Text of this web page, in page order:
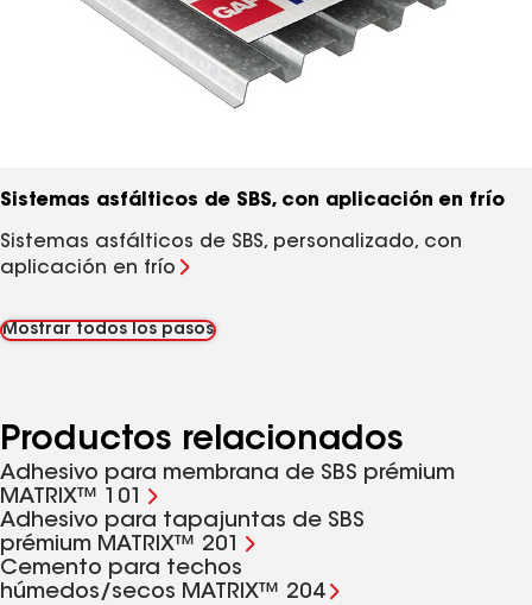
Sistemas asfálticos de SBS, con aplicación en frío
Sistemas asfálticos de SBS, personalizado, con
aplicación en frío
Mostrar todos los pasos
Productos relacionados
Adhesivo para membrana de SBS prémium
MATRIX™ 101
Adhesivo para tapajuntas de SBS
prémium MATRIX™ 201
Cemento para techos
húmedos/secos MATRIX™ 204